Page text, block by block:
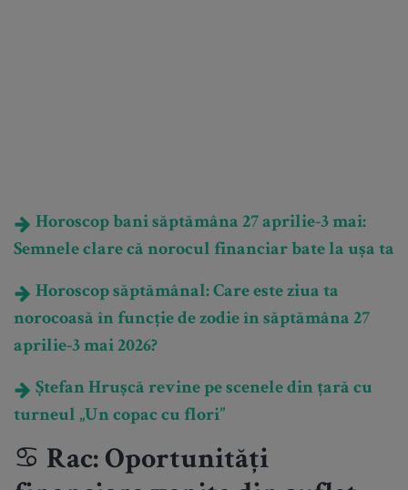
Horoscop bani săptămâna 27 aprilie-3 mai:
Semnele clare că norocul financiar bate la ușa ta
Horoscop săptămânal: Care este ziua ta
norocoasă în funcție de zodie în săptămâna 27
aprilie-3 mai 2026?
Ștefan Hrușcă revine pe scenele din țară cu
turneul „Un copac cu flori”
♋ Rac: Oportunități